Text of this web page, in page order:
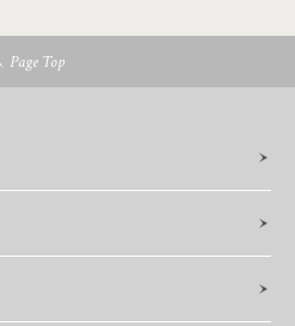
Page Top